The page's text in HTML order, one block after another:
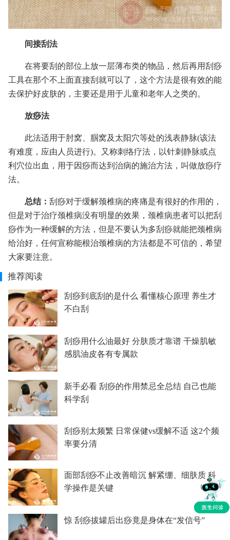
间接刮法
在将要刮的部位上放一层薄布类的物品，然后再用刮痧
工具在那个不上面直接刮就可以了，这个方法是很有效的能
去保护好皮肤的，主要还是用于儿童和老年人之类的。
放痧法
此法适用于肘窝、腘窝及太阳穴等处的浅表静脉(该法
有难度，应由人员进行)。又称刺络疗法，以针刺静脉或点
利穴位出血，用于因痧而达到治病的施治方法，叫做放痧疗
法。
总结： 刮痧对于缓解颈椎病的疼痛是有很好的作用的，
但是对于治疗颈椎病没有明显的效果，颈椎病患者可以把刮
痧作为一种缓解的方法，但是不要认为多刮痧就能把颈椎病
给治好，任何宣称能根治颈椎病的方法都是不可信的，希望
大家要注意。
推荐阅读
刮痧到底刮的是什么 看懂核心原理 养生才
不白刮
刮痧用什么油最好 分肤质才靠谱 干燥肌敏
感肌油皮各有专属款
新手必看 刮痧的作用禁忌全总结 自己也能
科学刮
刮痧别太频繁 日常保健vs缓解不适 这2个频
率要分清
面部刮痧不止改善暗沉 解紧绷、细肤质 科
学操作是关键
惊 刮痧拔罐后出痧竟是身体在“发信号”